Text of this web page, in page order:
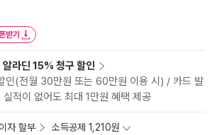
받기
알라딘 15% 청구 할인
인(전월 30만원 또는 60만원 이용 시) / 카드 발
적이 없어도 최대 1만원 혜택 제공
자 할부 소득공제 1,210원